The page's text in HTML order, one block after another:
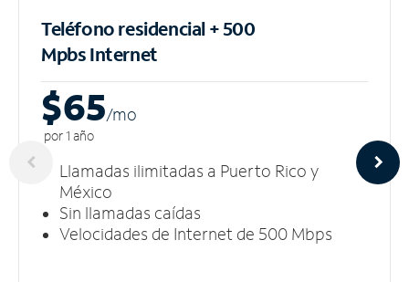
Teléfono residencial + 500
MpbsInternet
$65/mo
por 1 año
Llamadas ilimitadas a Puerto Rico y
México
Sin llamadas caídas
Velocidades de Internet de 500 Mbps